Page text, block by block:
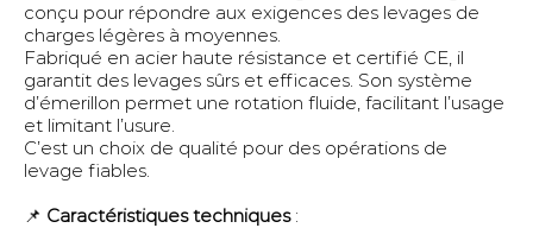
conçu pour répondre aux exigences des levages de
charges légères à moyennes.
Fabriqué en acier haute résistance et certifié CE, il
garantit des levages sûrs et efficaces. Son système
d’émerillon permet une rotation fluide, facilitant l’usage
et limitant l’usure.
C’est un choix de qualité pour des opérations de
levage fiables.
📌 Caractéristiques techniques: